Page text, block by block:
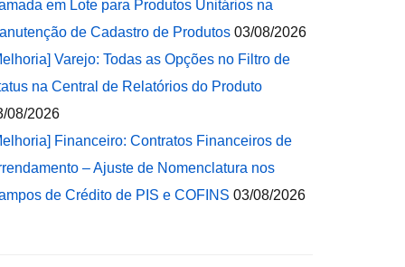
em Lote para Produtos Unitários na
de Cadastro de Produtos 03/08/2026
Varejo: Todas as Opções no Filtro de
na Central de Relatórios do Produto
08/2026
Financeiro: Contratos Financeiros de
– Ajuste de Nomenclatura nos
de Crédito de PIS e COFINS 03/08/2026